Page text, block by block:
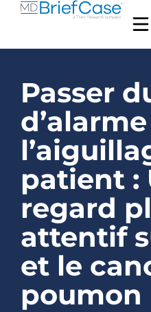
Passer
patient :
regard
attentif
et le
poumon